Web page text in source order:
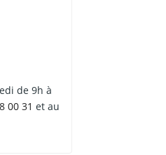
de 9h à
00 31 et au